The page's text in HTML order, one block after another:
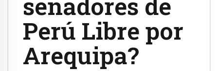
Perú Libre por
Arequipa?